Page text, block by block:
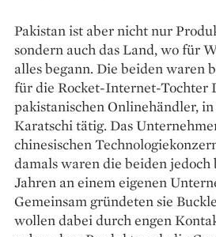
Pakistan ist aber nicht nur
sondern auch das Land, wo für
alles begann. Die beiden waren
für die Rocket-Internet-­Tochter
pakistanischen Onlinehändler,
Karatschi tätig. Das
chinesischen
damals waren die beiden
Jahren an einem ­eigenen
Gemeinsam gründeten sie
wollen dabei durch engen